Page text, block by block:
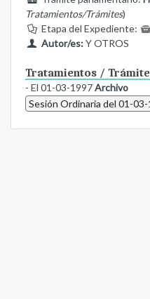
Tratamientos/Trámites)
Etapa del Expediente:
Autor/es:Y OTROS
Tratamientos /
- El 01-03-1997Archivo
Sesión Ordinaria del 01-